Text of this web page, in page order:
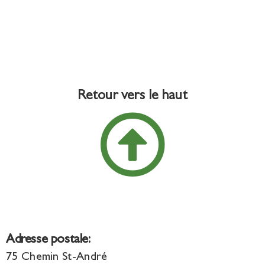
Retour vers le haut
Adresse postale:
75 Chemin St-André